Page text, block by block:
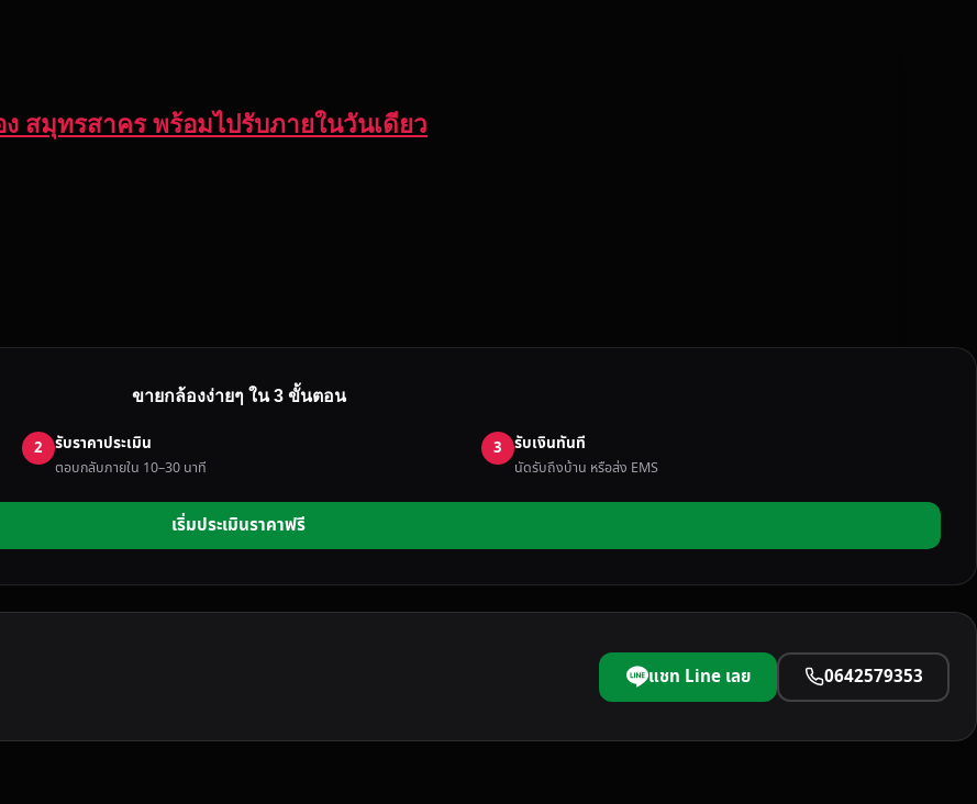
สมุทรสาคร พร้อมไปรับภายในวันเดียว
ขายกล้องง่ายๆ ใน 3 ขั้นตอน
2 รับราคาประเมิน
ตอบกลับภายใน 10–30 นาที
3 รับเงินทันที
นัดรับถึงบ้าน หรือส่ง EMS
เริ่มประเมินราคาฟรี
แชท Line เลย 0642579353